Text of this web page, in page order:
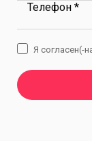
Телефон *
Я согласен(-